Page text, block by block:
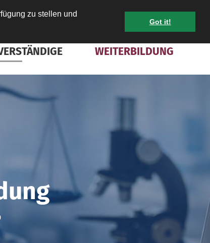
zu stellen und
Got it!
INTRANET
WEITERBILDUNG